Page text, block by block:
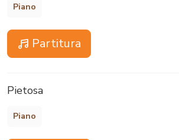
Piano
Partitura
Pietosa
Piano